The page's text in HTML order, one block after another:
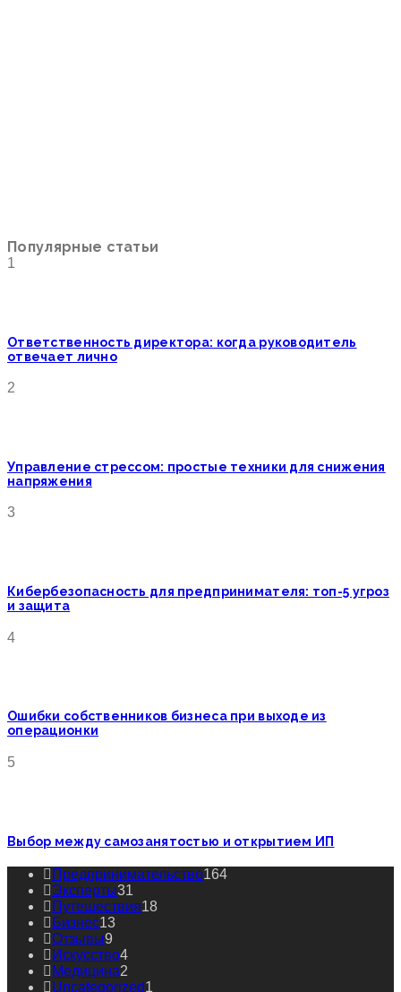
Популярные статьи
1
Ответственность директора: когда руководитель
отвечает лично
2
Управление стрессом: простые техники для снижения
напряжения
3
Кибербезопасность для предпринимателя: топ-5 угроз
и защита
4
Ошибки собственников бизнеса при выходе из
операционки
5
Выбор между самозанятостью и открытием ИП
Предпринимательство164
Эксперты31
Путешествия18
Бизнес13
Отзывы9
Искусство4
Медицина2
Uncategorized1